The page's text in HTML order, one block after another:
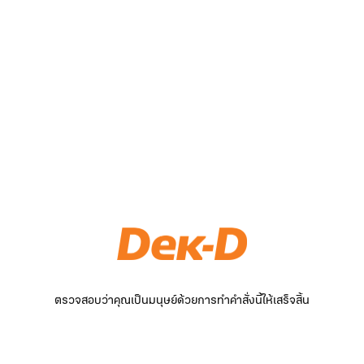
ตรวจสอบว่าคุณเป็นมนุษย์ด้วยการทำคำสั่งนี้ให้เสร็จสิ้น